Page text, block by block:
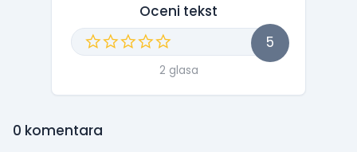
Oceni tekst
5
2 glasa
0 komentara